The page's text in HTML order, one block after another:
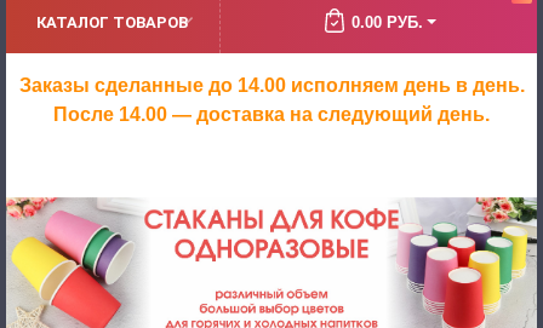
КАТАЛОГ ТОВАРОВ
0.00 РУБ.
Заказы сделанные до 14.00 исполняем день в день.
После 14.00 — доставка на следующий день.